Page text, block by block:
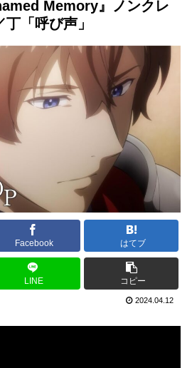
Memory』ノンクレ
「呼び声」
Facebook はてブ
LINE コピー
2024.04.12